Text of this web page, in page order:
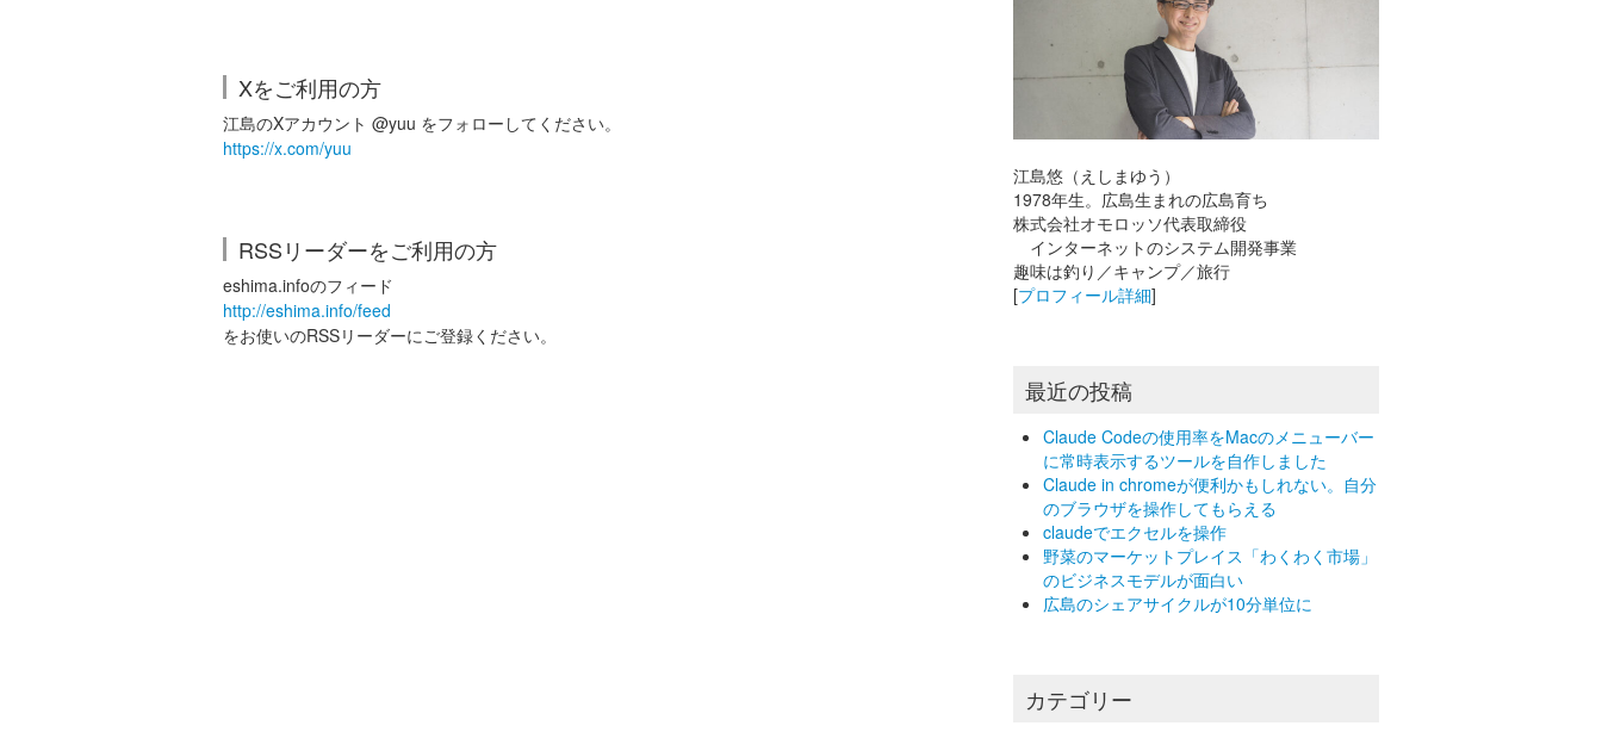
Xをご利用の方
江島のXアカウント @yuu をフォローしてください。
https://x.com/yuu
RSSリーダーをご利用の方
eshima.infoのフィード
http://eshima.info/feed
をお使いのRSSリーダーにご登録ください。
江島悠（えしまゆう）
1978年生。広島生まれの広島育ち
株式会社オモロッソ代表取締役
インターネットのシステム開発事業
趣味は釣り／キャンプ／旅行
[プロフィール詳細]
最近の投稿
Claude Codeの使用率をMacのメニューバー
に常時表示するツールを自作しました
Claude in chromeが便利かもしれない。自分
のブラウザを操作してもらえる
claudeでエクセルを操作
野菜のマーケットプレイス「わくわく市場」
のビジネスモデルが面白い
広島のシェアサイクルが10分単位に
カテゴリー